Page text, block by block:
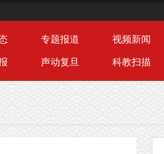
专题报道 视频新闻
声动复旦 科教扫描